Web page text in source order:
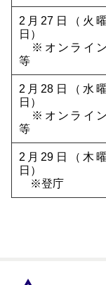
2月27日（火曜
日）
※オンライン
等
2月28日（水曜
日）
※オンライン
等
2月29日（木曜
日）
※登庁